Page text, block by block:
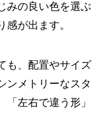
みの良い色を選ぶ
が出ます。
も、配置やサイズ
ンメトリーなスタ
左右で違う形」